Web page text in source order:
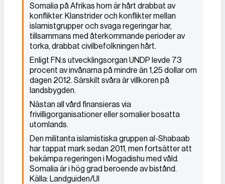
Somalia på Afrikas horn är hårt drabbat av
konflikter. Klanstrider och konflikter mellan
islamistgrupper och svaga regeringar har,
tillsammans med återkommande perioder av
torka, drabbat civilbefolkningen hårt.
Enligt FN:s utvecklingsorgan UNDP levde 73
procent av invånarna på mindre än 1,25 dollar om
dagen 2012. Särskilt svåra är villkoren på
landsbygden.
Nästan all vård finansieras via
frivilligorganisationer eller somalier bosatta
utomlands.
Den militanta islamistiska gruppen al-Shabaab
har tappat mark sedan 2011, men fortsätter att
bekämpa regeringen i Mogadishu med våld.
Somalia är i hög grad beroende av bistånd.
Källa: Landguiden/UI